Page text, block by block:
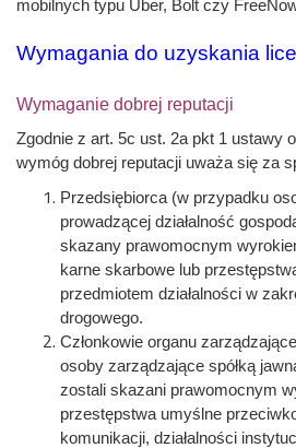
mobilnych typu Uber, Bolt czy
Wymagania do uzyskania
Wymaganie dobrej reputacji
Zgodnie z art. 5c ust. 2a pkt 1 ustawy
wymóg dobrej reputacji uważa się za
Przedsiębiorca (w przypadku
prowadzącej działalność
skazany prawomocnym
karne skarbowe lub
przedmiotem działalności w
drogowego.
Członkowie organu
osoby zarządzające spółką
zostali skazani prawomocnym
przestępstwa umyślne
komunikacji, działalności